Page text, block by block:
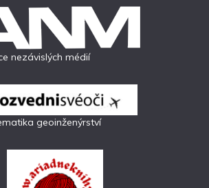
nezávislých médií
geoinženýrství